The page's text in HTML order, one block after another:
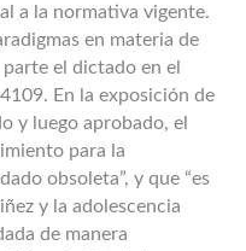
a la normativa vigente.
en materia de
el dictado en el
En la exposición de
y luego aprobado, el
para la
obsoleta”, y que “es
y la adolescencia
de manera